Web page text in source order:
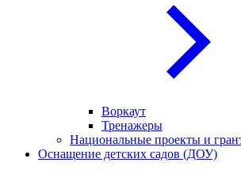
Воркаут
Тренажеры
Национальные проекты и
Оснащение детских садов (ДОУ)